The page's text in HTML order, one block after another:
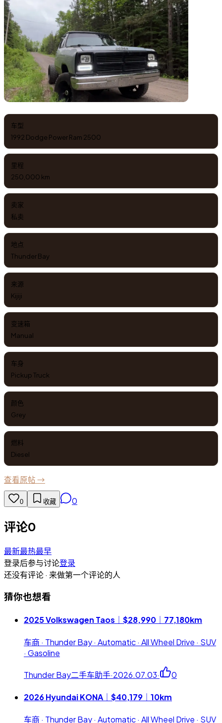
车型
1992 Dodge Power Ram 2500
里程
250,000 km
卖家
私卖
地点
Thunder Bay
来源
Kijiji
变速箱
Manual
车身
Pickup Truck
颜色
Grey
燃料
Diesel
查看原帖 →
0 收藏 0
评论0
最新最热最早
登录后参与讨论登录
还没有评论 · 来做第一个评论的人
猜你也想看
2025 Volkswagen Taos｜$28,990｜77,180km
车商 · Thunder Bay · Automatic · All Wheel Drive · SUV
· Gasoline
Thunder Bay二手车助手·2026.07.03· 0
2026 Hyundai KONA｜$40,179｜10km
车商 · Thunder Bay · Automatic · All Wheel Drive · SUV